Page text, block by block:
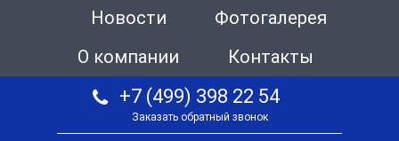
Новости
Фотогалерея
О компании
Контакты
+7 (499) 398 22 54
Заказать обратный звонок